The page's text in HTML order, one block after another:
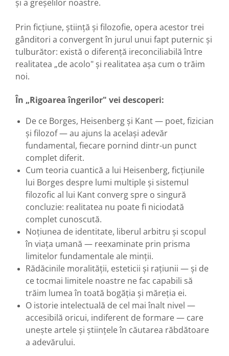
și a greșelilor noastre.
Prin ficțiune, știință și filozofie, opera acestor trei
gânditori a convergent în jurul unui fapt puternic și
tulburător: există o diferență ireconciliabilă între
realitatea „de acolo" și realitatea așa cum o trăim
noi.
În „Rigoarea îngerilor" vei descoperi:
De ce Borges, Heisenberg și Kant — poet, fizician
și filozof — au ajuns la același adevăr
fundamental, fiecare pornind dintr-un punct
complet diferit.
Cum teoria cuantică a lui Heisenberg, ficțiunile
lui Borges despre lumi multiple și sistemul
filozofic al lui Kant converg spre o singură
concluzie: realitatea nu poate fi niciodată
complet cunoscută.
Noțiunea de identitate, liberul arbitru și scopul
în viața umană — reexaminate prin prisma
limitelor fundamentale ale minții.
Rădăcinile moralității, esteticii și rațiunii — și de
ce tocmai limitele noastre ne fac capabili să
trăim lumea în toată bogăția și măreția ei.
O istorie intelectuală de cel mai înalt nivel —
accesibilă oricui, indiferent de formare — care
unește artele și științele în căutarea răbdătoare
a adevărului.